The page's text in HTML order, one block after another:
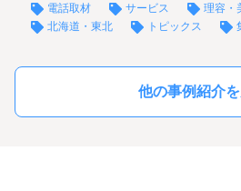
電話取材 サービス 理容・
北海道・東北
トピックス
他の事例紹介